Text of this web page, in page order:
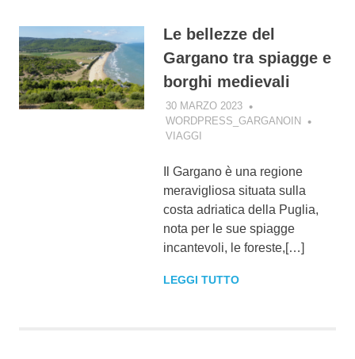
Le bellezze del
Gargano tra spiagge e
borghi medievali
30 MARZO 2023
WORDPRESS_GARGANOIN
VIAGGI
Il Gargano è una regione
meravigliosa situata sulla
costa adriatica della Puglia,
nota per le sue spiagge
incantevoli, le foreste,[…]
LEGGI TUTTO